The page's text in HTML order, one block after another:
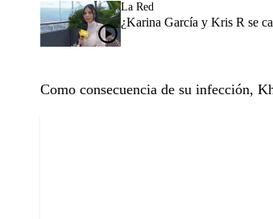
La Red
¿Karina García y Kris R se
Como consecuencia de su infección,